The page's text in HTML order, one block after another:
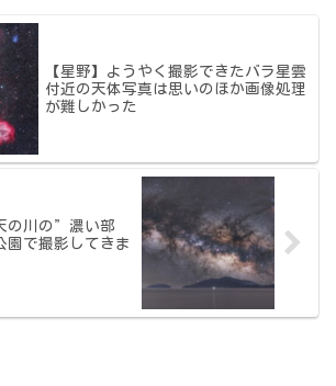
【星野】ようやく撮影できたバラ星雲
付近の天体写真は思いのほか画像処理
が難しかった
の川の”濃い部
で撮影してきま